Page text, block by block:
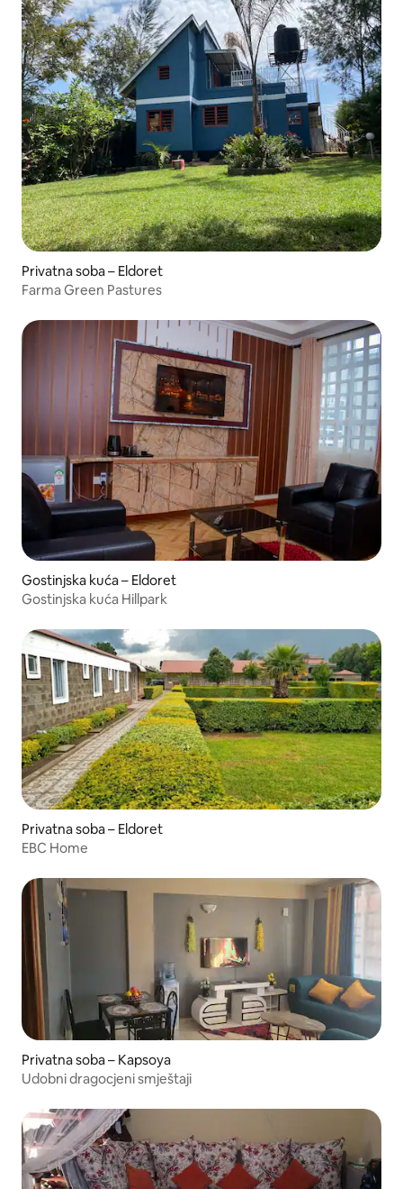
Privatna soba – Eldoret
Farma Green Pastures
Gostinjska kuća – Eldoret
Gostinjska kuća Hillpark
Privatna soba – Eldoret
EBC Home
Privatna soba – Kapsoya
Udobni dragocjeni smještaji